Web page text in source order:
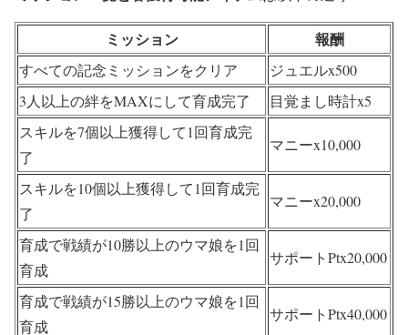
ミッション 報酬
すべての記念ミッションをクリア
ジュエルx500
3人以上の絆をMAXにして育成完了
目覚まし時計x5
スキルを7個以上獲得して1回育成完
了
マニーx10,000
スキルを10個以上獲得して1回育成完
了
マニーx20,000
育成で戦績が10勝以上のウマ娘を1回
育成
サポートPtx20,000
育成で戦績が15勝以上のウマ娘を1回
育成
サポートPtx40,000